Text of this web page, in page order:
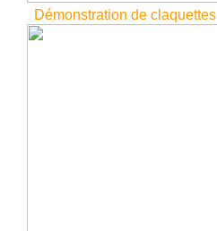
Démonstration de claquettes